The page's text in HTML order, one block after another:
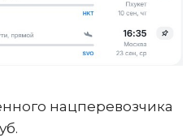
нацперевозчика